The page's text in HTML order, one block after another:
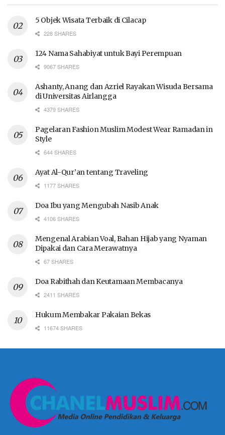
5 Objek Wisata Terbaik di Cilacap
228 SHARES
124 Nama Sahabiyat untuk Bayi Perempuan
9067 SHARES
Ashanty, Anang dan Azriel Rayakan Wisuda Bersama
di Universitas Airlangga
4379 SHARES
Pagelaran Fashion Muslim Modest Wear Ramadan in
Style
644 SHARES
Ayat Al-Qur’an tentang Traveling
1177 SHARES
Doa Ibu yang Mengubah Nasib Anak
4106 SHARES
Mengenal Arabian Voal, Bahan Hijab yang Nyaman
Dipakai dan Cara Merawatnya
67 SHARES
Doa Rabithah dan Keutamaan Membacanya
2411 SHARES
Hukum Membakar Pakaian Bekas
11674 SHARES